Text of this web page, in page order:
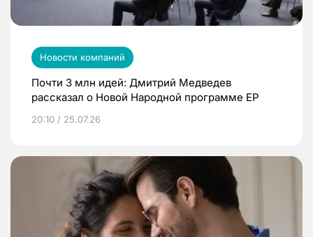
Новости компаний
Почти 3 млн идей: Дмитрий Медведев
рассказал о Новой Народной программе ЕР
20:10 / 25.07.26